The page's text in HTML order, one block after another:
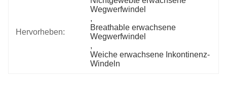
Hervorheben:
Wegwerfwindel
,
Breathable erwachsene
Wegwerfwindel
,
Weiche erwachsene Inkontinenz-
Windeln